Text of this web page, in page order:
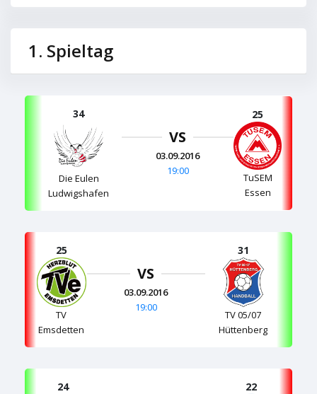
1. Spieltag
34
Die Eulen
Ludwigshafen
VS
03.09.2016
19:00
25
TuSEM
Essen
25
TV
Emsdetten
VS
03.09.2016
19:00
31
TV 05/07
Hüttenberg
24 22